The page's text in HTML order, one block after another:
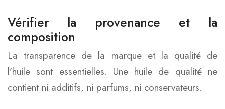
Vérifier la provenance et la
composition
La transparence de la marque et la qualité de
l’huile sont essentielles. Une huile de qualité ne
contient ni additifs, ni parfums, ni conservateurs.